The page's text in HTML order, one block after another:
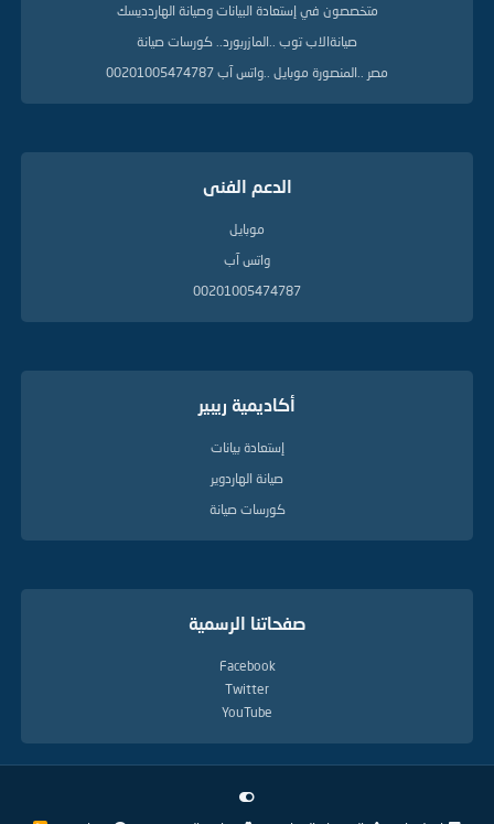
متخصصون في إستعادة البيانات وصيانة الهاردديسك
صيانةالاب توب ..المازربورد.. كورسات صيانة
مصر ..المنصورة موبايل ..واتس آب 00201005474787
الدعم الفنى
موبايل
واتس آب
00201005474787
أكاديمية ريبير
إستعادة بيانات
صيانة الهاردوير
كورسات صيانة
صفحاتنا الرسمية
Facebook
Twitter
YouTube